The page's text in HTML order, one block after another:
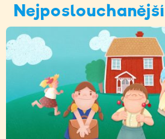
Nejposlouchanější